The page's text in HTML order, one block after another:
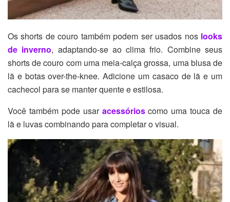
Os shorts de couro também podem ser usados nos looks
de inverno, adaptando-se ao clima frio. Combine seus
shorts de couro com uma meia-calça grossa, uma blusa de
lã e botas over-the-knee. Adicione um casaco de lã e um
cachecol para se manter quente e estilosa.
Você também pode usar acessórioscomo uma touca de
lã e luvas combinando para completar o visual.